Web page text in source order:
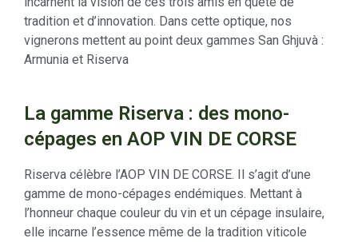
tradition et d’innovation. Dans cette optique, nos
vignerons mettent au point deux gammes San Ghjuvà :
Armunia et Riserva
La gamme Riserva : des mono-
cépages en AOP VIN DE CORSE
Riserva célèbre l’AOP VIN DE CORSE. Il s’agit d’une
gamme de mono-cépages endémiques. Mettant à
l’honneur chaque couleur du vin et un cépage insulaire,
elle incarne l’essence même de la tradition viticole